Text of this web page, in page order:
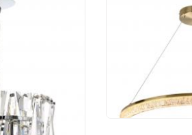
Подвесной
Modestyle
MS.9026.800
48 000